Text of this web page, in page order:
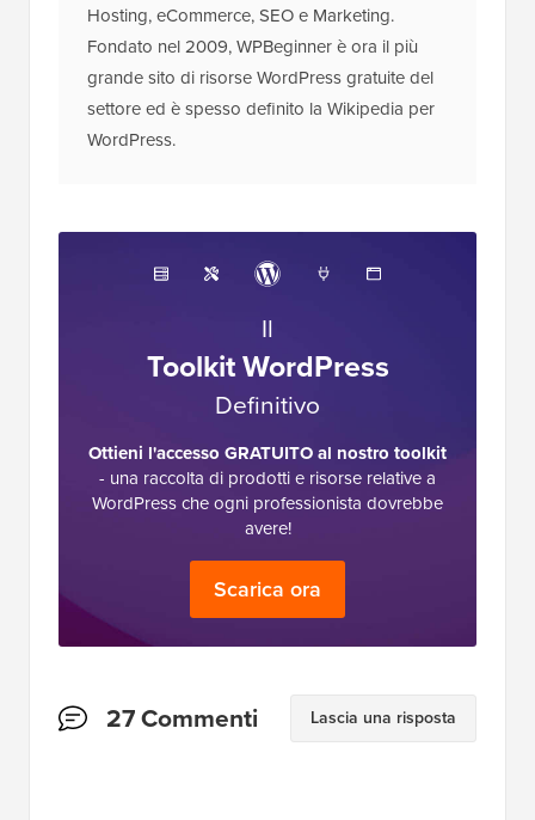
Hosting, eCommerce, SEO e Marketing.
Fondato nel 2009, WPBeginner è ora il più
grande sito di risorse WordPress gratuite del
settore ed è spesso definito la Wikipedia per
WordPress.
Il
Toolkit WordPress
Definitivo
Ottieni l'accesso GRATUITO al nostro toolkit
- una raccolta di prodotti e risorse relative a
WordPress che ogni professionista dovrebbe
avere!
Scarica ora
Interazioni
27 Commenti Lascia una risposta